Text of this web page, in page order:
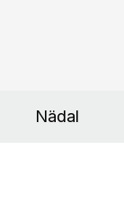
Nädal